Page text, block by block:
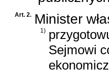
Art. 2. Minister
1)
Sejmowi